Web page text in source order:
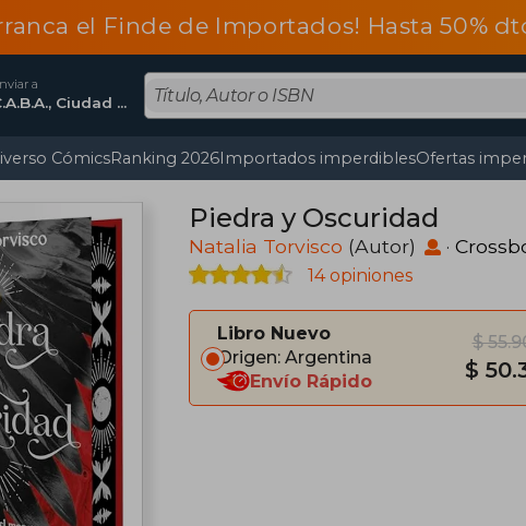
el Finde de Importados! Hasta 50%
a
C.A.B.A., Ciudad Autónoma De Buenos Aires
CómicsRanking 2026Importados imperdiblesOfertas
Piedra y Oscuridad
Natalia Torvisco (Autor) ·
14 opiniones
Libro Nuevo
Origen: Argentina
Envío Rápido
$
$